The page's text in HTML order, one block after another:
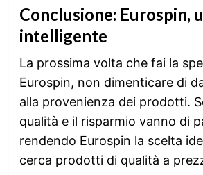
Conclusione: Eurospin,
intelligente
La prossima volta che fai la
Eurospin, non dimenticare di
alla provenienza dei prodotti.
qualità e il risparmio vanno di
rendendo Eurospin la scelta
cerca prodotti di qualità a